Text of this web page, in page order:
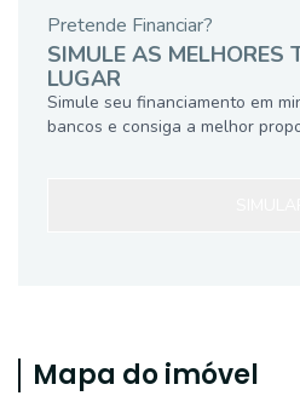
Pretende Financiar?
SIMULE AS MELHORES
LUGAR
Simule seu financiamento em
bancos e consiga a melhor
Mapa do imóvel